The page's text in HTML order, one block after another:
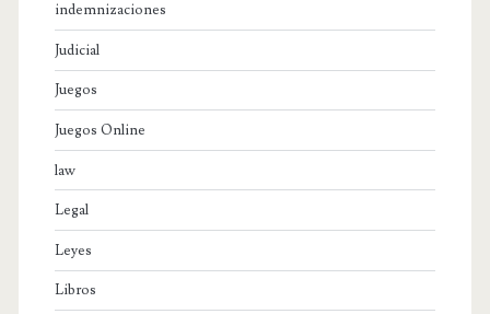
indemnizaciones
Judicial
Juegos
Juegos Online
law
Legal
Leyes
Libros